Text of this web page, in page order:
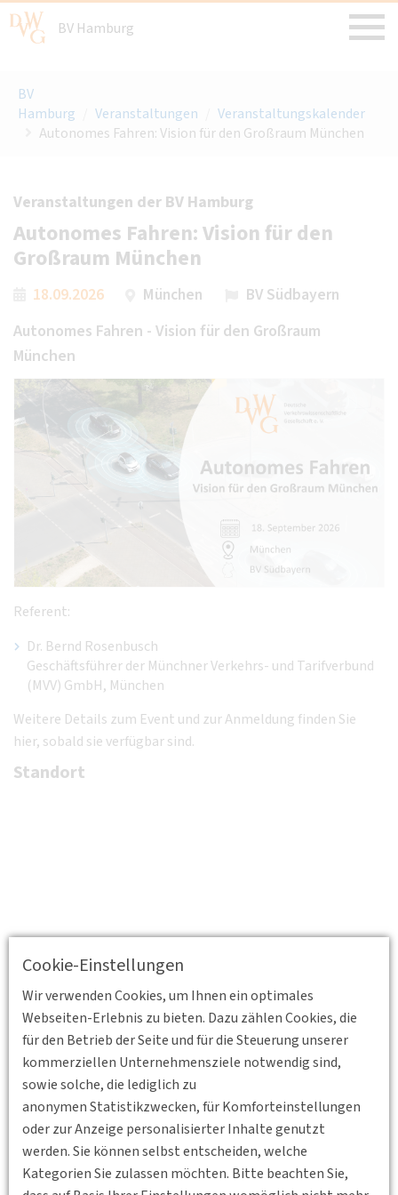
Cookie-Einstellungen
Wir verwenden Cookies, um Ihnen ein optimales
Webseiten-Erlebnis zu bieten. Dazu zählen Cookies, die
für den Betrieb der Seite und für die Steuerung unserer
kommerziellen Unternehmensziele notwendig sind,
sowie solche, die lediglich zu
anonymen Statistikzwecken, für Komforteinstellungen
oder zur Anzeige personalisierter Inhalte genutzt
werden. Sie können selbst entscheiden, welche
Kategorien Sie zulassen möchten. Bitte beachten Sie,
BV Hamburg
BV
Hamburg
Veranstaltungen
Veranstaltungskalender
Autonomes Fahren: Vision für den Großraum München
Veranstaltungen der BV Hamburg
Autonomes Fahren: Vision für den
Großraum München
18.09.2026 München
BV Südbayern
Autonomes Fahren - Vision für den Großraum
München
Referent:
Dr. Bernd Rosenbusch
Geschäftsführer der Münchner Verkehrs- und Tarifverbund
(MVV) GmbH, München
Weitere Details zum Event und zur Anmeldung finden Sie
hier, sobald sie verfügbar sind.
Standort